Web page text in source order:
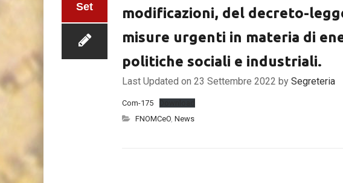
Set
modificazioni, del decreto-
misure urgenti in materia di
politiche sociali e industriali.
Last Updated on 23 Settembre 2022 by Segreteria
Com-175
FNOMCeO, News